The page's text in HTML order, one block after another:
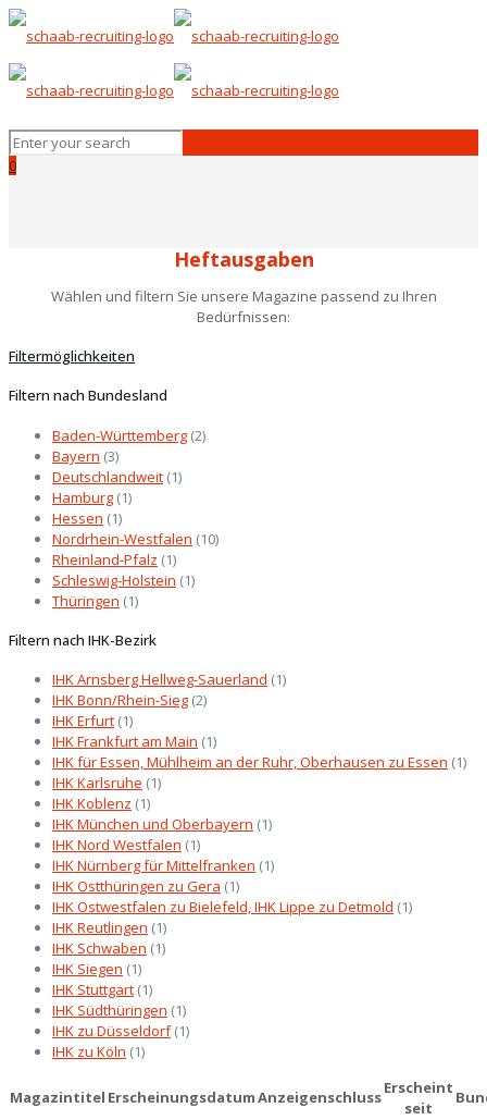
0
Heftausgaben
Wählen und filtern Sie unsere Magazine passend zu Ihren
Bedürfnissen:
Filtermöglichkeiten
Filtern nach Bundesland
Baden-Württemberg (2)
Bayern (3)
Deutschlandweit (1)
Hamburg (1)
Hessen (1)
Nordrhein-Westfalen (10)
Rheinland-Pfalz (1)
Schleswig-Holstein (1)
Thüringen (1)
Filtern nach IHK-Bezirk
IHK Arnsberg Hellweg-Sauerland (1)
IHK Bonn/Rhein-Sieg (2)
IHK Erfurt (1)
IHK Frankfurt am Main (1)
IHK für Essen, Mühlheim an der Ruhr, Oberhausen zu Essen (1)
IHK Karlsruhe (1)
IHK Koblenz (1)
IHK München und Oberbayern (1)
IHK Nord Westfalen (1)
IHK Nürnberg für Mittelfranken (1)
IHK Ostthüringen zu Gera (1)
IHK Ostwestfalen zu Bielefeld, IHK Lippe zu Detmold (1)
IHK Reutlingen (1)
IHK Schwaben (1)
IHK Siegen (1)
IHK Stuttgart (1)
IHK Südthüringen (1)
IHK zu Düsseldorf (1)
IHK zu Köln (1)
Magazintitel ErscheinungsdatumAnzeigenschlussErscheint
seit